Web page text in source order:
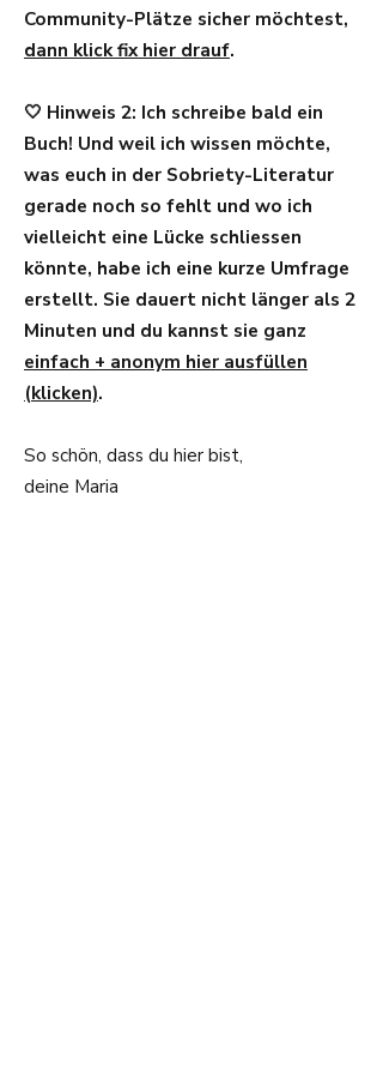
Community-Plätze sicher möchtest,
dann klick fix hier drauf.
🤍 Hinweis 2: Ich schreibe bald ein
Buch! Und weil ich wissen möchte,
was euch in der Sobriety-Literatur
gerade noch so fehlt und wo ich
vielleicht eine Lücke schliessen
könnte, habe ich eine kurze Umfrage
erstellt. Sie dauert nicht länger als 2
Minuten und du kannst sie ganz
einfach + anonym hier ausfüllen
(klicken).
So schön, dass du hier bist,
deine Maria